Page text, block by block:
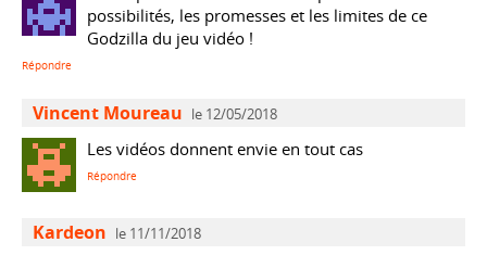
possibilités, les promesses et les limites de ce
Godzilla du jeu vidéo !
Répondre
Vincent Moureau le 12/05/2018
Les vidéos donnent envie en tout cas
Répondre
Kardeon le 11/11/2018